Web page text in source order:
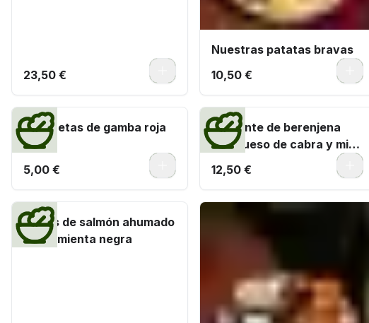
23,50 €
Nuestras patatas bravas
10,50 €
Croquetas de gamba roja
(ud.)
5,00 €
Crujiente de berenjena
con queso de cabra y miel
12,50 €
Dados de salmón ahumado
con pimienta negra